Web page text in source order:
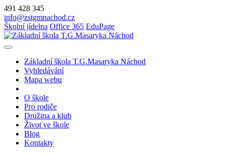
491 428 345
info@zstgmnachod.cz
Školní jídelna Office 365 EduPage
Základní škola T.G.Masaryka Náchod
Vyhledávání
Mapa webu
O škole
Pro rodiče
Družina a klub
Život ve škole
Blog
Kontakty